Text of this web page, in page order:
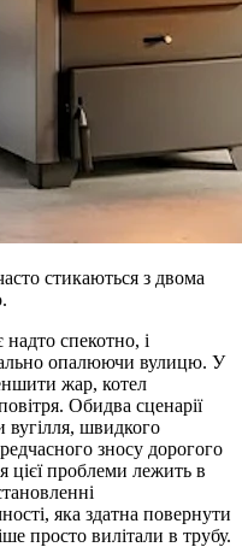
стикаються з двома
спекотно, і
опалюючи вулицю. У
жар, котел
Обидва сценарії
вугілля, швидкого
зносу дорогого
цієї проблеми лежить в
яка здатна повернути
просто вилітали в трубу.